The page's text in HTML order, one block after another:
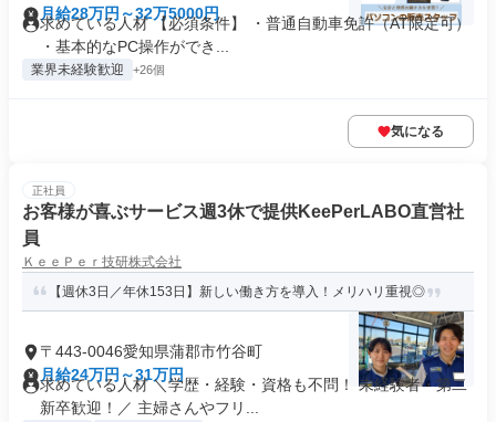
月給28万円～32万5000円
求めている人材 【必須条件】 ・普通自動車免許（AT限定可）
・基本的なPC操作ができ...
業界未経験歓迎 +26個
気になる
正社員
お客様が喜ぶサービス週3休で提供KeePerLABO直営社
員
ＫｅｅＰｅｒ技研株式会社
【週休3日／年休153日】新しい働き方を導入！メリハリ重視◎
〒443-0046愛知県蒲郡市竹谷町
月給24万円～31万円
求めている人材 ＼学歴・経験・資格も不問！ 未経験者・第二
新卒歓迎！／ 主婦さんやフリ...